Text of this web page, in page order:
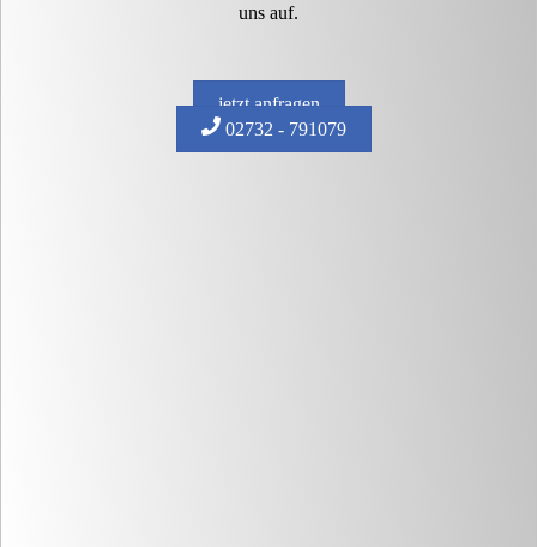
uns auf.
jetzt anfragen
02732 - 791079